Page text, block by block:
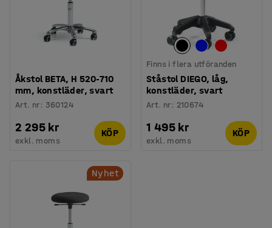
Åkstol BETA, H 520-710
mm, konstläder, svart
Art. nr: 360124
2 295 kr
exkl. moms
KÖP
Finns i flera utföranden
Ståstol DIEGO, låg,
konstläder, svart
Art. nr: 210674
1 495 kr
exkl. moms
KÖP
Nyhet